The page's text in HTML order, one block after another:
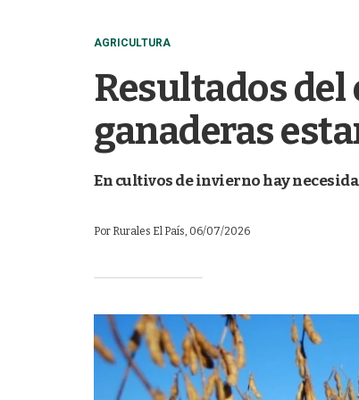
AGRICULTURA
Resultados
ganaderas
En cultivos de invierno hay
Por Rurales El País, 06/07/2026